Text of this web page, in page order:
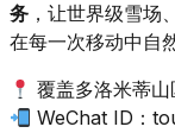
务 ，让世界级雪场
在每一次移动中自
覆盖多洛米蒂
WeChat ID：